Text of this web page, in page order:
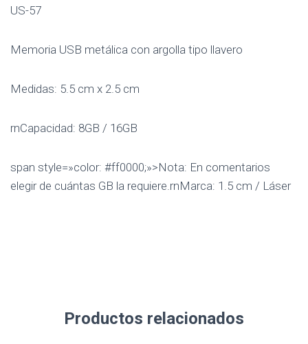
US-57
Memoria USB metálica con argolla tipo llavero
Medidas: 5.5 cm x 2.5 cm
rnCapacidad: 8GB / 16GB
span style=»color: #ff0000;»>Nota: En comentarios
elegir de cuántas GB la requiere.rnMarca: 1.5 cm / Láser
Productos relacionados